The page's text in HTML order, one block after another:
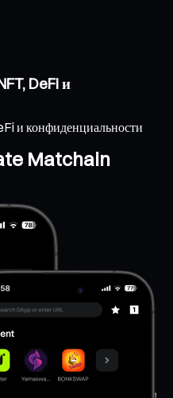
DeFi и
и конфиденциальности
Matchain